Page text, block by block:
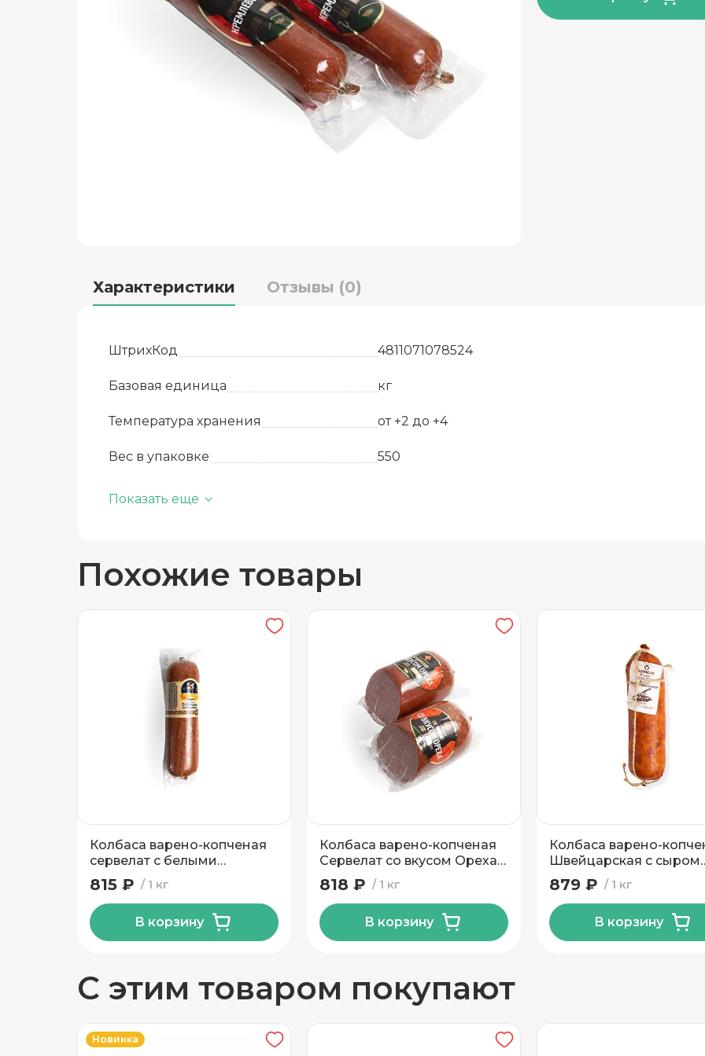
Характеристики Отзывы (0)
ШтрихКод 4811071078524
Базовая единица кг
Температура хранения от +2 до +4
Вес в упаковке 550
Вид упаковки
Показать еще
Похожие товары
Колбаса варено-копченая
сервелат с белыми
грибочками Инко-Фуд
1 кг
815 ₽
В корзину
Колбаса варено-копченая
Сервелат со вкусом Ореха
высшего сорта Пинский МК
1 кг
818 ₽
В корзину
Колбаса варено-
Швейцарская с сыром
Слонимский МК
1 кг
879 ₽
В корзину
С этим товаром покупают
Новинка
Доставка Самовывоз
Частный дом
Подъезд
Добавить новый адрес